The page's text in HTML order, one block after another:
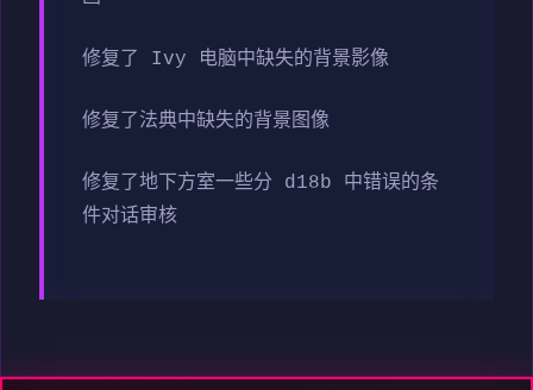
修复了 Ivy 电脑中缺失的背景影像
修复了法典中缺失的背景图像
修复了地下方室一些分 d18b 中错误的条
件对话审核